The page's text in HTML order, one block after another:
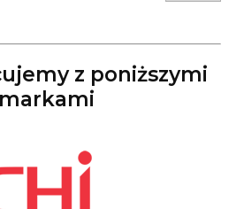
z poniższymi
markami